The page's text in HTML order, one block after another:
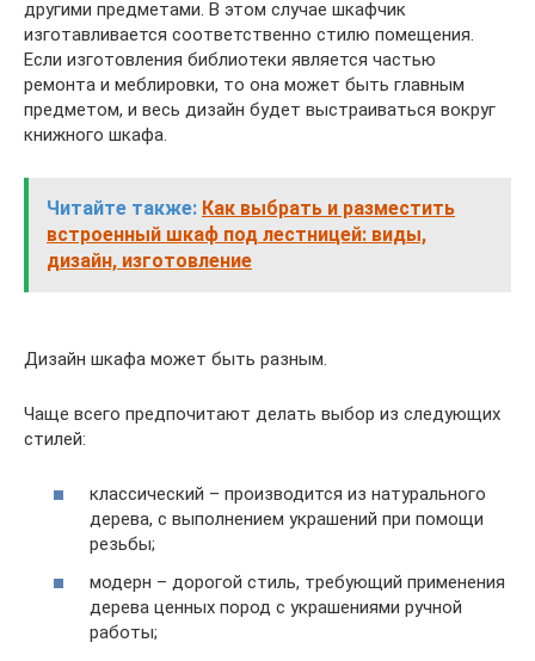
другими предметами. В этом случае шкафчик
изготавливается соответственно стилю помещения.
Если изготовления библиотеки является частью
ремонта и меблировки, то она может быть главным
предметом, и весь дизайн будет выстраиваться вокруг
книжного шкафа.
Читайте также: Как выбрать и разместить
встроенный шкаф под лестницей: виды,
дизайн, изготовление
Дизайн шкафа может быть разным.
Чаще всего предпочитают делать выбор из следующих
стилей:
классический – производится из натурального
дерева, с выполнением украшений при помощи
резьбы;
модерн – дорогой стиль, требующий применения
дерева ценных пород с украшениями ручной
работы;